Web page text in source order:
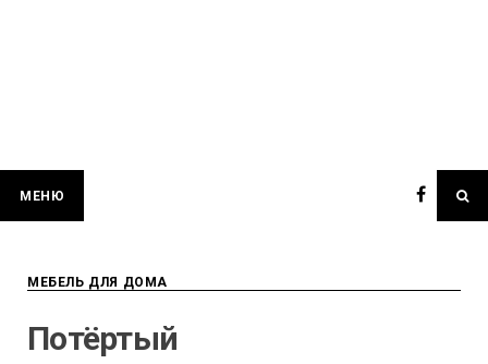
МЕНЮ
МЕБЕЛЬ ДЛЯ ДОМА
Потёртый